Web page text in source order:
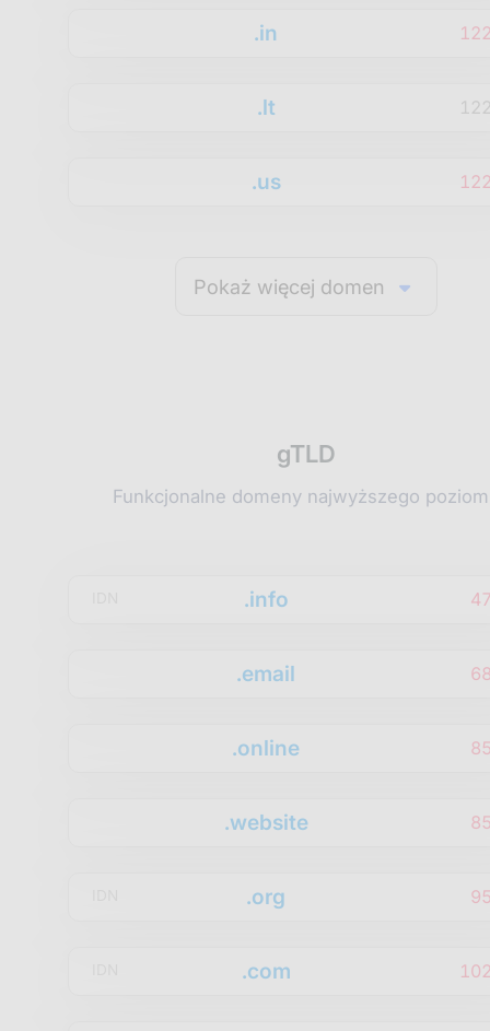
.in
.lt
.us
Pokaż więcej domen
gTLD
Funkcjonalne domeny najwyższego
.info
.email
.online
.website
.org
.com